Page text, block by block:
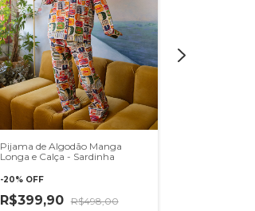
Pijama de Algodão Manga
Longa e Calça - Sardinha
-20% OFF
R$399,90 R$498,00